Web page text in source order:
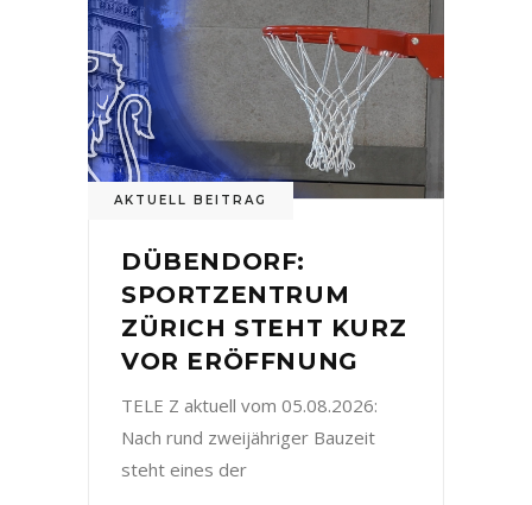
AKTUELL BEITRAG
DÜBENDORF:
SPORTZENTRUM
ZÜRICH STEHT KURZ
VOR ERÖFFNUNG
TELE Z aktuell vom 05.08.2026:
Nach rund zweijähriger Bauzeit
steht eines der